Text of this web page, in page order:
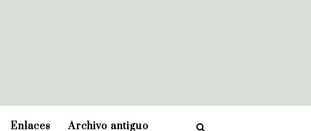
Enlaces Archivo antiguo